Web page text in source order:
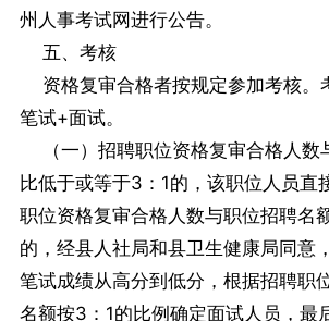
州人事考试网进行公告。
五、考核
资格复审合格者按规定参加考核。
笔试+面试。
（一）招聘职位资格复审合格人数
比低于或等于3：1的，该职位人员直
职位资格复审合格人数与职位招聘名
的，经县人社局和县卫生健康局同意
笔试成绩从高分到低分，根据招聘职
名额按3：1的比例确定面试人员，最